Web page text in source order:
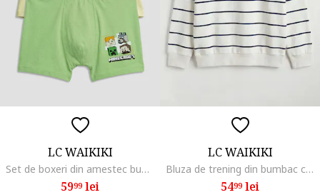
LC WAIKIKI
Set de boxeri din amestec bumbac - 3 perechi, Galben pal/Gri cenusiu/Verde deschis
5999lei
LC WAIKIKI
Bluza de trening din bumbac cu dungi, Alb/Bleumarin
5499lei